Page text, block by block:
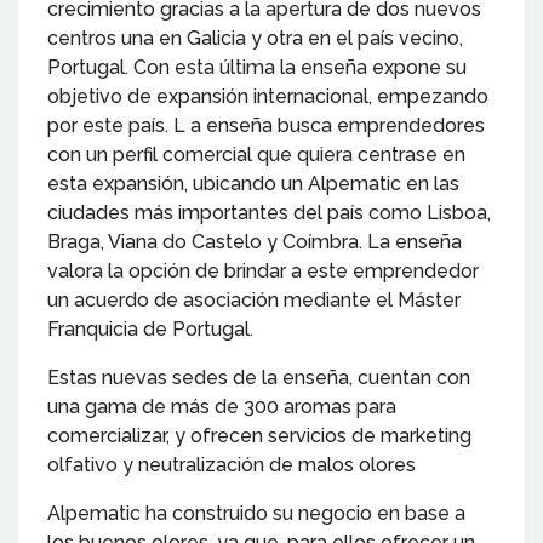
crecimiento gracias a la apertura de dos nuevos
centros una en Galicia y otra en el país vecino,
Portugal. Con esta última la enseña expone su
objetivo de expansión internacional, empezando
por este país. L a enseña busca emprendedores
con un perfil comercial que quiera centrase en
esta expansión, ubicando un Alpematic en las
ciudades más importantes del país como Lisboa,
Braga, Viana do Castelo y Coímbra. La enseña
valora la opción de brindar a este emprendedor
un acuerdo de asociación mediante el Máster
Franquicia de Portugal.
Estas nuevas sedes de la enseña, cuentan con
una gama de más de 300 aromas para
comercializar, y ofrecen servicios de marketing
olfativo y neutralización de malos olores
Alpematic ha construido su negocio en base a